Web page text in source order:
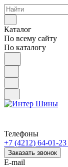
Каталог
По всему сайту
По каталогу
Телефоны
+7 (4212) 64-01-23
Заказать звонок
E-mail